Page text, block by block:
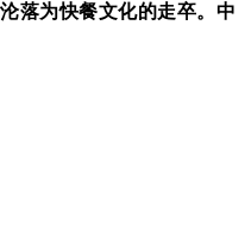
落为快餐文化的走卒。中